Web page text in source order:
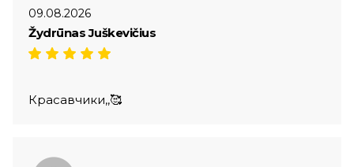
09.08.2026
Žydrūnas Juškevičius
Красавчики,,🥰